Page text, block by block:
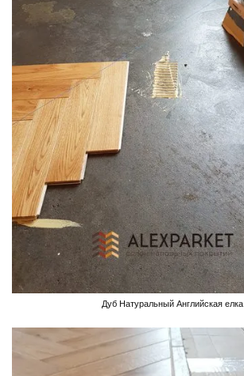
Дуб Натуральный Английская елка